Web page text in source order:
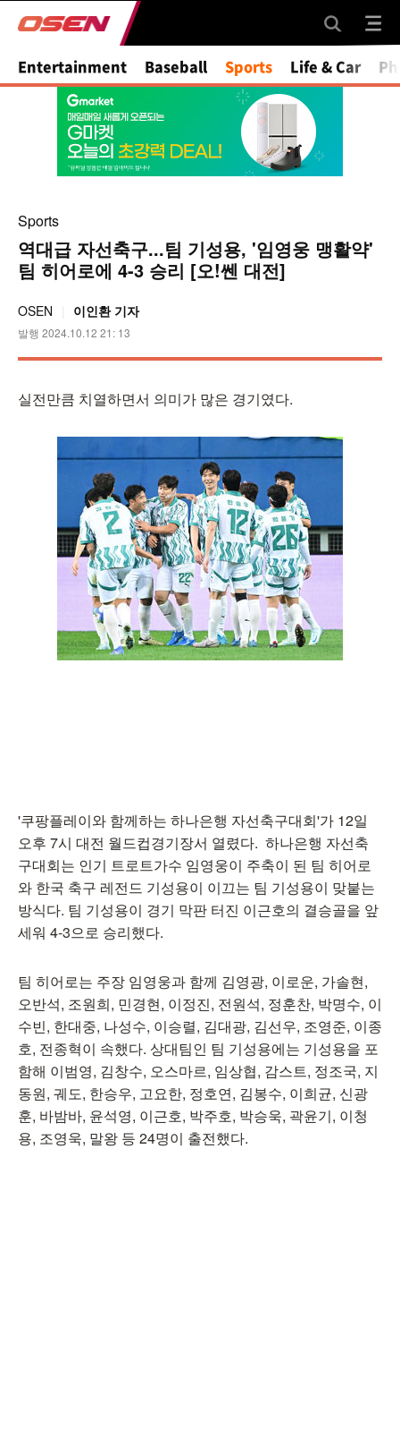
Mute
Entertainment Baseball Sports Life & Car
Sports
역대급 자선축구...팀 기성용, '임영웅 맹활약'
팀 히어로에 4-3 승리 [오!쎈 대전]
OSEN 이인환 기자
발행 2024.10.12 21: 13
실전만큼 치열하면서 의미가 많은 경기였다.
'쿠팡플레이와 함께하는 하나은행 자선축구대회'가 12일
오후 7시 대전 월드컵경기장서 열렸다. 하나은행 자선축
구대회는 인기 트로트가수 임영웅이 주축이 된 팀 히어로
와 한국 축구 레전드 기성용이 이끄는 팀 기성용이 맞붙는
방식다. 팀 기성용이 경기 막판 터진 이근호의 결승골을 앞
세워 4-3으로 승리했다.
팀 히어로는 주장 임영웅과 함께 김영광, 이로운, 가솔현,
오반석, 조원희, 민경현, 이정진, 전원석, 정훈찬, 박명수, 이
수빈, 한대중, 나성수, 이승렬, 김대광, 김선우, 조영준, 이종
호, 전종혁이 속했다. 상대팀인 팀 기성용에는 기성용을 포
함해 이범영, 김창수, 오스마르, 임상협, 감스트, 정조국, 지
동원, 궤도, 한승우, 고요한, 정호연, 김봉수, 이희균, 신광
훈, 바밤바, 윤석영, 이근호, 박주호, 박승욱, 곽윤기, 이청
용, 조영욱, 말왕 등 24명이 출전했다.